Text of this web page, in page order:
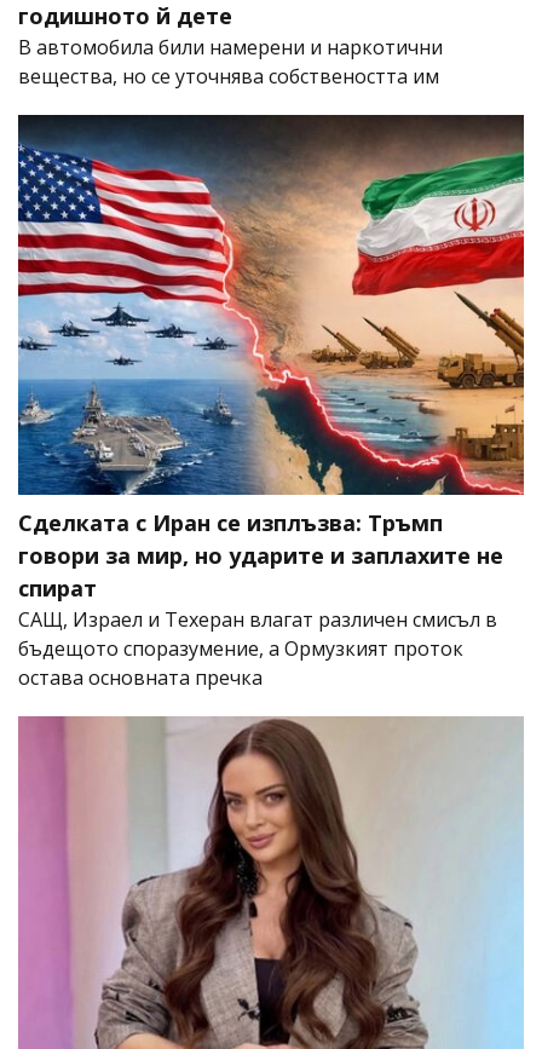
годишното й дете
В автомобила били намерени и наркотични
вещества, но се уточнява собствеността им
Сделката с Иран се изплъзва: Тръмп
говори за мир, но ударите и заплахите не
спират
САЩ, Израел и Техеран влагат различен смисъл в
бъдещото споразумение, а Ормузкият проток
остава основната пречка